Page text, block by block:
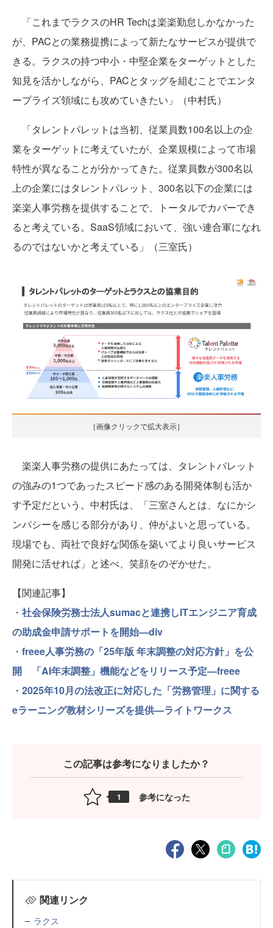
「これまでラクスのHR Techは楽楽勤怠しかなかった
が、PACとの業務提携によって新たなサービスが提供で
きる。ラクスの持つ中小・中堅企業をターゲットとした
知見を活かしながら、PACとタッグを組むことでエンタ
ープライズ領域にも攻めていきたい」（中村氏）
「タレントパレットは当初、従業員数100名以上の企
業をターゲットに考えていたが、企業規模によって市場
特性が異なることが分かってきた。従業員数が300名以
上の企業にはタレントパレット、300名以下の企業には
楽楽人事労務を提供することで、トータルでカバーでき
ると考えている。SaaS領域において、強い連合軍になれ
るのではないかと考えている」（三室氏）
［画像クリックで拡大表示］
楽楽人事労務の提供にあたっては、タレントパレット
の強みの1つであったスピード感のある開発体制も活か
す予定だという。中村氏は、「三室さんとは、なにかシ
ンパシーを感じる部分があり、仲がよいと思っている。
現場でも、両社で良好な関係を築いてより良いサービス
開発に活せれば」と述べ、笑顔をのぞかせた。
【関連記事】
・ 社会保険労務士法人sumacと連携しITエンジニア育成
の助成金申請サポートを開始—div
・ freee人事労務の「25年版 年末調整の対応方針」を公
開 「AI年末調整」機能などをリリース予定—freee
・ 2025年10月の法改正に対応した「労務管理」に関する
eラーニング教材シリーズを提供—ライトワークス
この記事は参考になりましたか？
1 参考になった
関連リンク
ラクス